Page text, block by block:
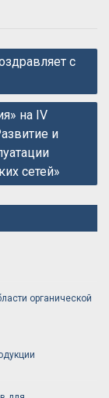
с
на IV
и
сетей»
органической